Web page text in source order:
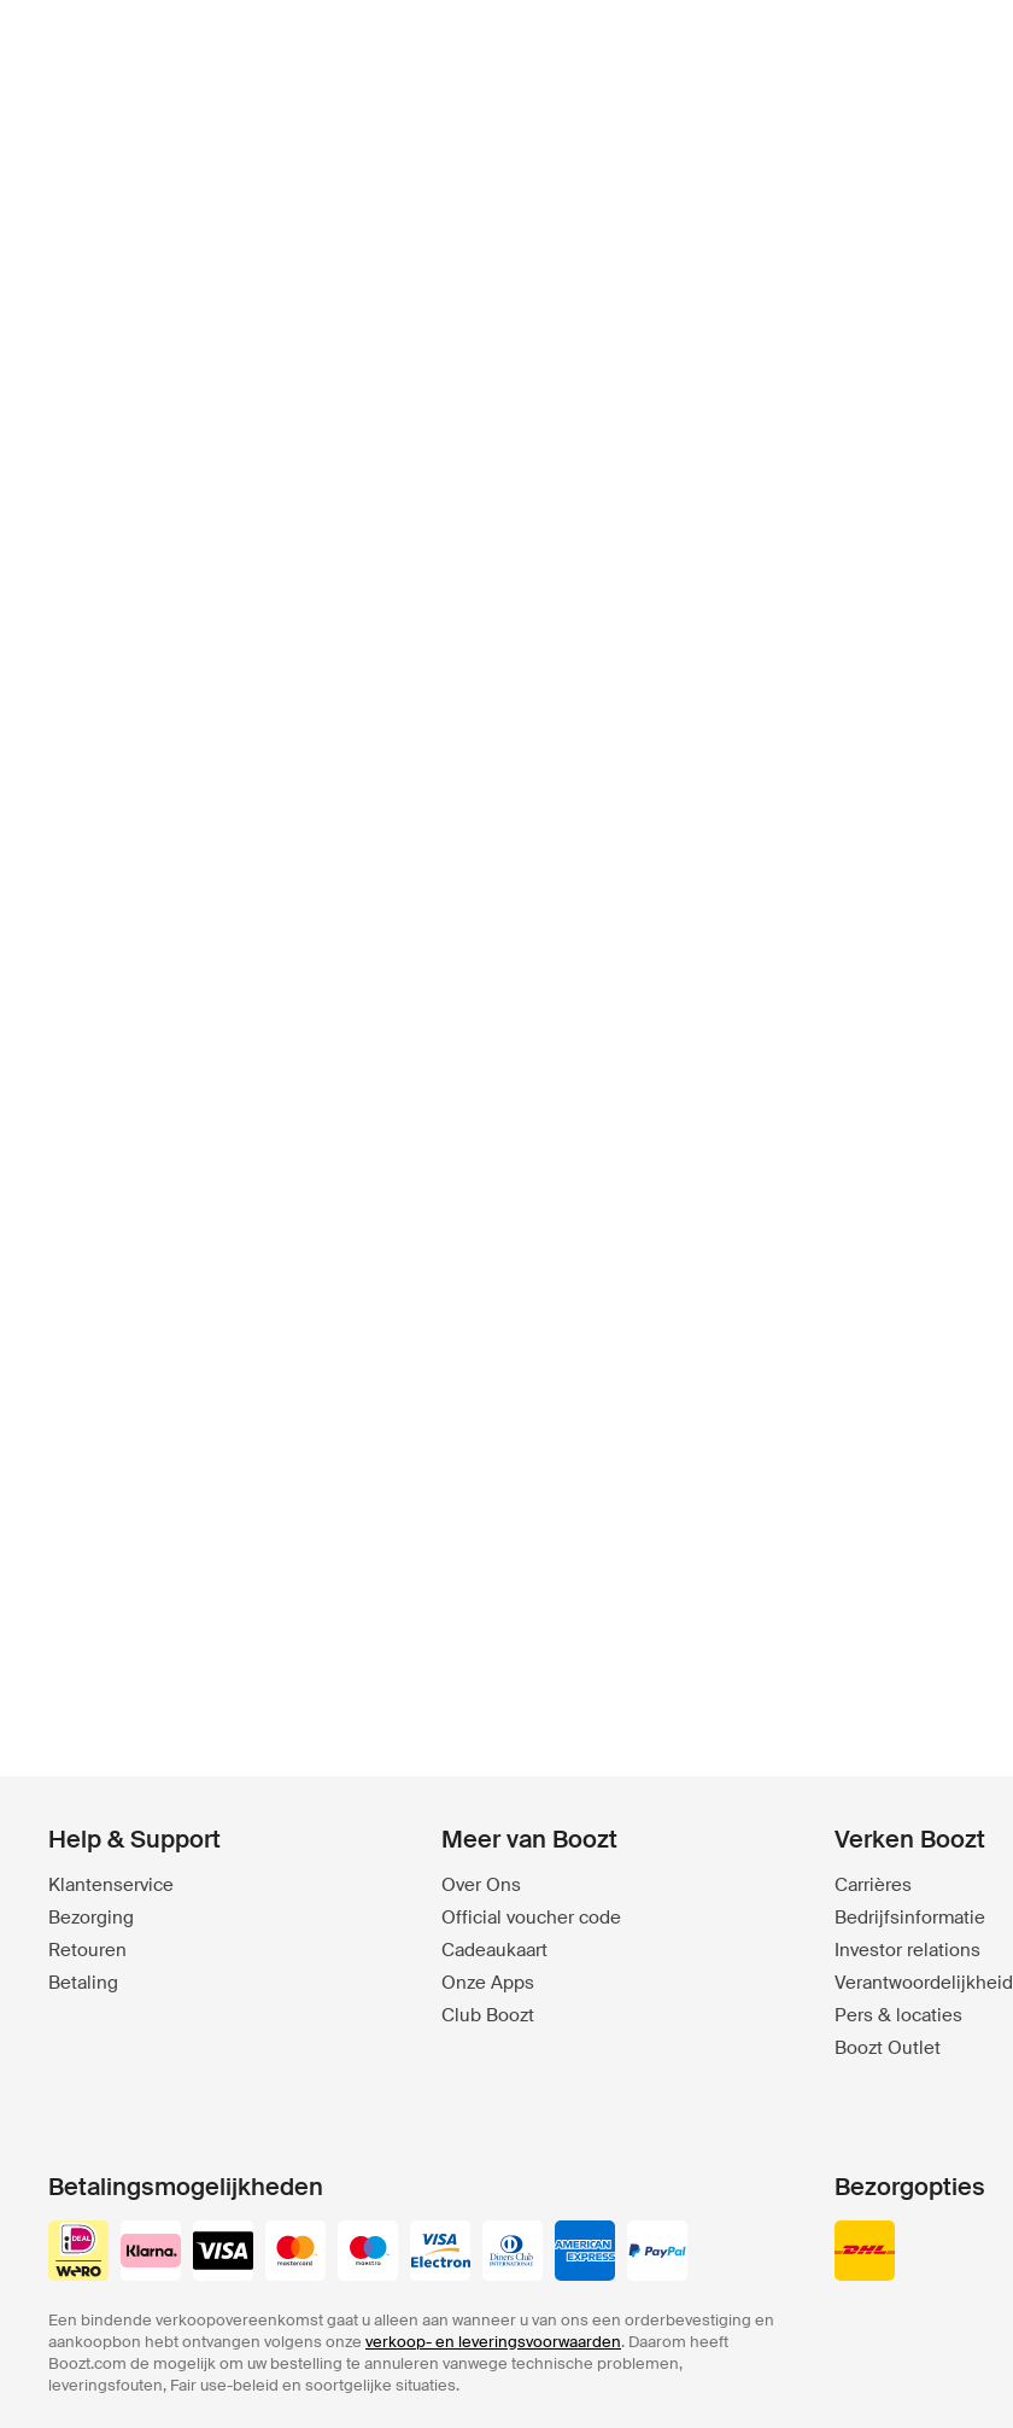
Help & Support
Klantenservice
Bezorging
Retouren
Betaling
Meer van Boozt
Over Ons
Official voucher code
Cadeaukaart
Onze Apps
Club Boozt
Verken Boozt
Carrières
Bedrijfsinformatie
Investor relations
Verantwoordelijkheid
Pers & locaties
Boozt Outlet
Betalingsmogelijkheden
Een bindende verkoopovereenkomst gaat u alleen aan wanneer u van ons een orderbevestiging en
aankoopbon hebt ontvangen volgens onze verkoop- en leveringsvoorwaarden. Daarom heeft
Boozt.com de mogelijk om uw bestelling te annuleren vanwege technische problemen,
leveringsfouten, Fair use-beleid en soortgelijke situaties.
Bezorgopties